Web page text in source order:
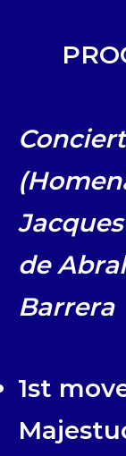
de
Barrera
1st